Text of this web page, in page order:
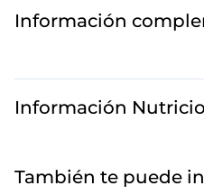
Información
Información
También te puede